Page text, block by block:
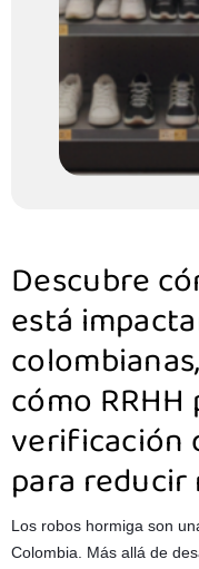
Descubre
está
cómo
verificación
para reducir
Los robos hormiga son
Colombia. Más allá de